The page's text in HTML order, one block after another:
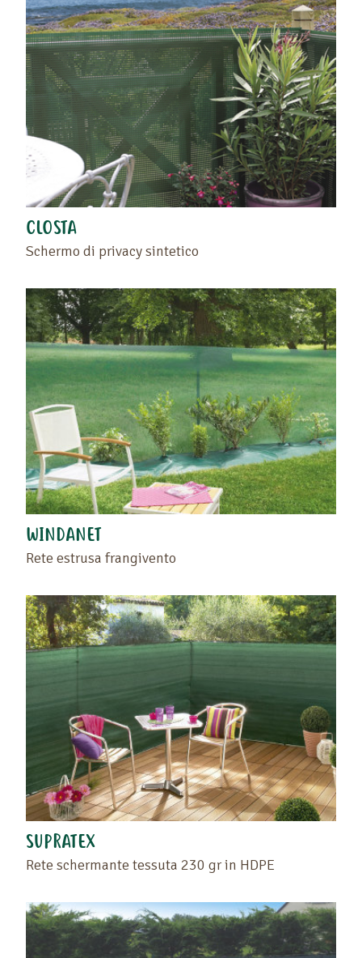
CLOSTA
Schermo di privacy sintetico
WINDANET
Rete estrusa frangivento
SUPRATEX
Rete schermante tessuta 230 gr in HDPE